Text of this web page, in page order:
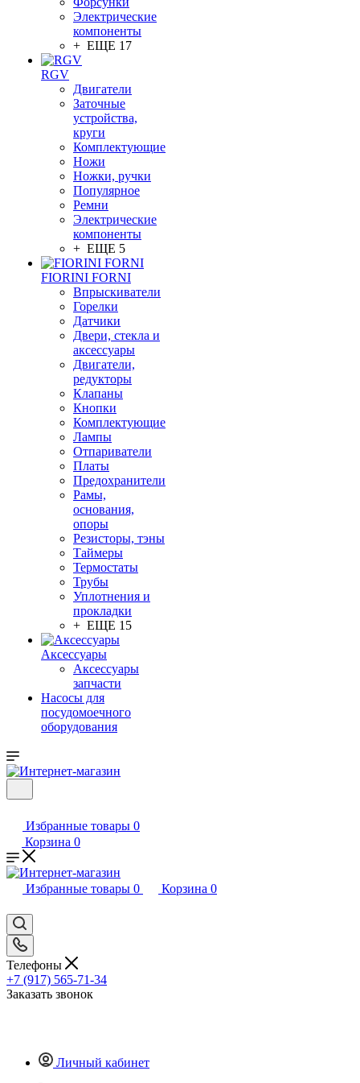
Электрические
компоненты
+ ЕЩЕ 17
RGV
Двигатели
Заточные
устройства,
круги
Комплектующие
Ножи
Ножки, ручки
Популярное
Ремни
Электрические
компоненты
+ ЕЩЕ 5
FIORINI FORNI
Впрыскиватели
Горелки
Датчики
Двери, стекла и
аксессуары
Двигатели,
редукторы
Клапаны
Кнопки
Комплектующие
Лампы
Отпариватели
Платы
Предохранители
Рамы,
основания,
опоры
Резисторы, тэны
Таймеры
Термостаты
Трубы
Уплотнения и
прокладки
+ ЕЩЕ 15
Аксессуары
Аксессуары
запчасти
Насосы для
посудомоечного
оборудования
Избранные товары 0
Корзина 0
Избранные товары 0 Корзина 0
Телефоны
+7 (917) 565-71-34
Заказать звонок
Личный кабинет